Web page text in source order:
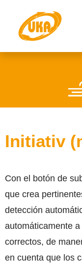
Ofertas de
Initiativ
Con el botón de
que crea
detección
automáticamente
correctos, de
en cuenta que los